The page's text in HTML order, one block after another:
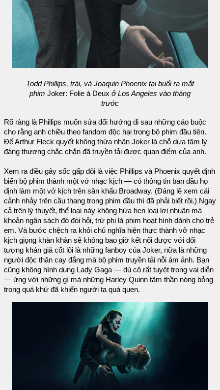
Todd Phillips, trái, và Joaquin Phoenix tại buổi ra mắt
phim Joker: Folie à Deux ở Los Angeles vào tháng
trước
Rõ ràng là Phillips muốn sửa đổi hướng đi sau những cáo buộc
cho rằng anh chiều theo fandom độc hại trong bộ phim đầu tiên.
Để Arthur Fleck quyết không thừa nhận Joker là chỗ dựa tâm lý
đáng thương chắc chắn đã truyền tải được quan điểm của anh.
Xem ra điều gây sốc gấp đôi là việc Phillips và Phoenix quyết định
biến bộ phim thành một vở nhạc kịch — có thông tin ban đầu họ
định làm một vở kịch trên sân khấu Broadway. (Đáng lẽ xem cái
cảnh nhảy trên cầu thang trong phim đầu thì đã phải biết rồi.) Ngay
cả trên lý thuyết, thể loại này không hứa hẹn loại lợi nhuận mà
khoản ngân sách đó đòi hỏi, trừ phi là phim hoạt hình dành cho trẻ
em. Và bước chệch ra khỏi chủ nghĩa hiện thực thành vở nhạc
kịch giọng khàn khàn sẽ không bao giờ kết nối được với đối
tượng khán giả cốt lõi là những fanboy của Joker, nữa là những
người độc thân cay đắng mà bộ phim truyền tải nỗi ám ảnh. Bạn
cũng không hình dung Lady Gaga — dù cô rất tuyệt trong vai diễn
— ứng với những gì mà những Harley Quinn tâm thần nóng bỏng
trong quá khứ đã khiến người ta quá quen.